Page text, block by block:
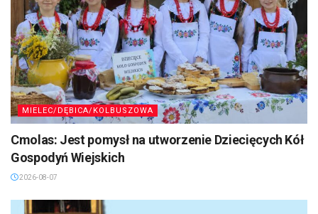
MIELEC/DĘBICA/KOLBUSZOWA
Cmolas: Jest pomysł na utworzenie Dziecięcych Kół
Gospodyń Wiejskich
2026-08-07